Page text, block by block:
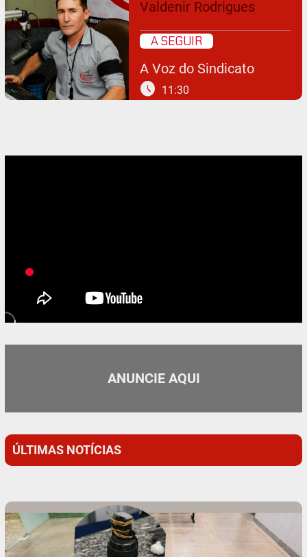
Valdenir Rodrigues
A SEGUIR
A Voz do Sindicato
schedule 11:30
ANUNCIE AQUI
ÚLTIMAS NOTÍCIAS